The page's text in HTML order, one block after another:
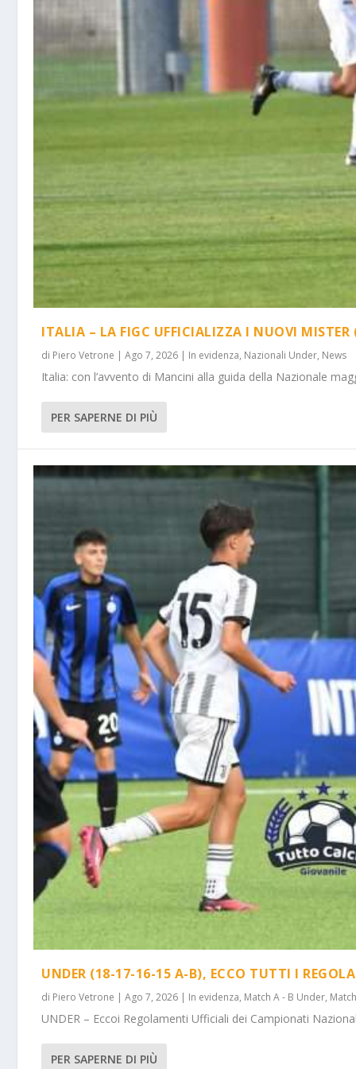
ITALIA – LA FIGC UFFICIALIZZA I NUOVI MISTER
di Piero Vetrone |Ago 7, 2026 | In evidenza, Nazionali Under, News
Italia: con l’avvento di Mancini alla guida della Nazionale
PER SAPERNE DI PIÙ
UNDER (18-17-16-15 A-B), ECCO TUTTI I
di Piero Vetrone |Ago 7, 2026 | In evidenza, Match A - B Under,
UNDER – Eccoi Regolamenti Ufficiali dei Campionati
PER SAPERNE DI PIÙ